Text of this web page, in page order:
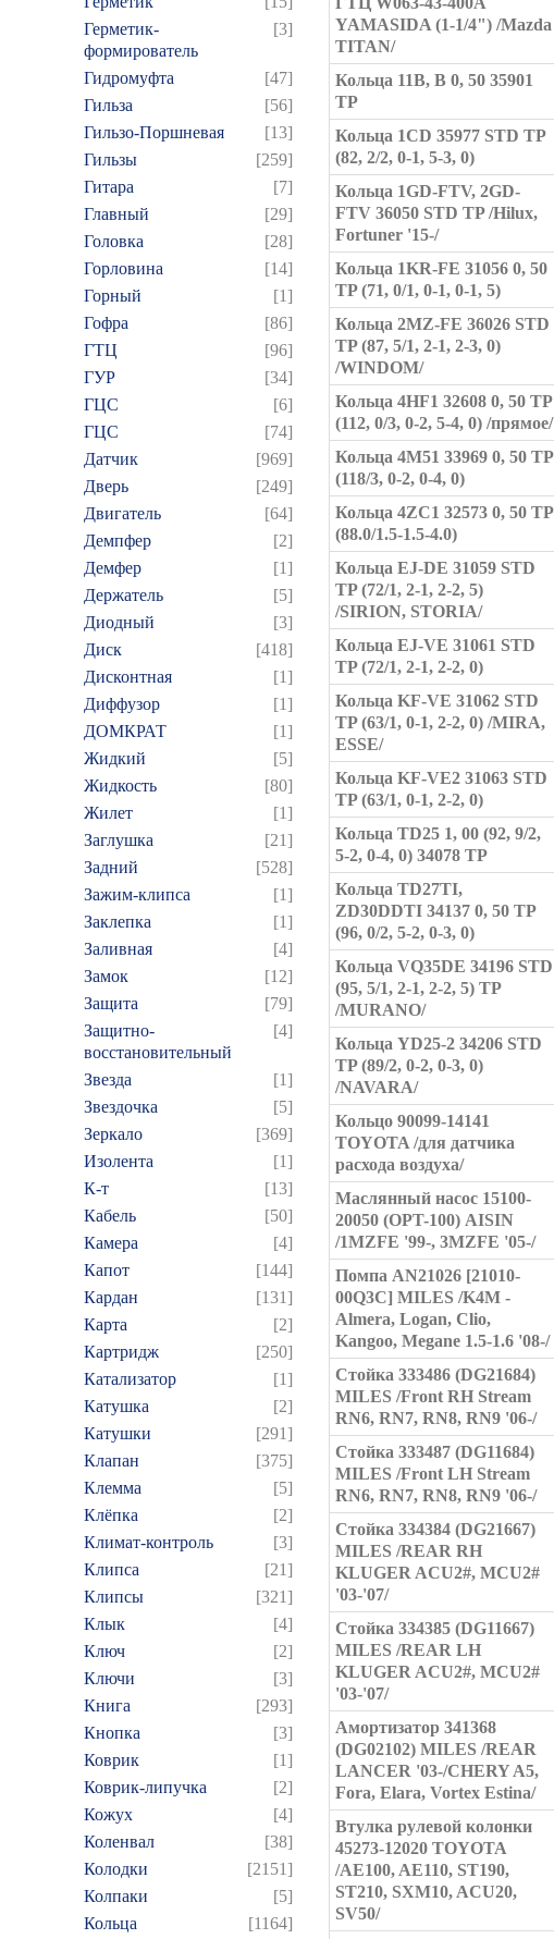
Герметик-
формирователь
[3]
Гидромуфта
[47]
Гильза
[56]
Гильзо-Поршневая
[13]
Гильзы
[259]
Гитара
[7]
Главный
[29]
Головка
[28]
Горловина
[14]
Горный
[1]
Гофра
[86]
ГТЦ
[96]
ГУР
[34]
ГЦC
[6]
ГЦС
[74]
Датчик
[969]
Дверь
[249]
Двигатель
[64]
Демпфер
[2]
Демфер
[1]
Держатель
[5]
Диодный
[3]
Диск
[418]
Дисконтная
[1]
Диффузор
[1]
ДОМКРАТ
[1]
Жидкий
[5]
Жидкость
[80]
Жилет
[1]
Заглушка
[21]
Задний
[528]
Зажим-клипса
[1]
Заклепка
[1]
Заливная
[4]
Замок
[12]
Защита
[79]
Защитно-
восстановительный
[4]
Звезда
[1]
Звездочка
[5]
Зеркало
[369]
Изолента
[1]
К-т
[13]
Кабель
[50]
Камера
[4]
Капот
[144]
Кардан
[131]
Карта
[2]
Картридж
[250]
Катализатор
[1]
Катушка
[2]
Катушки
[291]
Клапан
[375]
Клемма
[5]
Клёпка
[2]
Климат-контроль
[3]
Клипса
[21]
Клипсы
[321]
Клык
[4]
Ключ
[2]
Ключи
[3]
Книга
[293]
Кнопка
[3]
Коврик
[1]
Коврик-липучка
[2]
Кожух
[4]
Коленвал
[38]
Колодки
[2151]
Колпаки
[5]
Кольца
[1164]
YAMASIDA (1-1/4") /Mazda
TITAN/
Кольца 11B, B 0, 50 35901
TP
Кольца 1CD 35977 STD TP
(82, 2/2, 0-1, 5-3, 0)
Кольца 1GD-FTV, 2GD-
FTV 36050 STD TP /Hilux,
Fortuner '15-/
Кольца 1KR-FE 31056 0, 50
TP (71, 0/1, 0-1, 0-1, 5)
Кольца 2MZ-FE 36026 STD
TP (87, 5/1, 2-1, 2-3, 0)
/WINDOM/
Кольца 4HF1 32608 0, 50 TP
(112, 0/3, 0-2, 5-4, 0) /прямое/
Кольца 4M51 33969 0, 50 TP
(118/3, 0-2, 0-4, 0)
Кольца 4ZC1 32573 0, 50 TP
(88.0/1.5-1.5-4.0)
Кольца EJ-DE 31059 STD
TP (72/1, 2-1, 2-2, 5)
/SIRION, STORIA/
Кольца EJ-VE 31061 STD
TP (72/1, 2-1, 2-2, 0)
Кольца KF-VE 31062 STD
TP (63/1, 0-1, 2-2, 0) /MIRA,
ESSE/
Кольца KF-VE2 31063 STD
TP (63/1, 0-1, 2-2, 0)
Кольца TD25 1, 00 (92, 9/2,
5-2, 0-4, 0) 34078 TP
Кольца TD27TI,
ZD30DDTI 34137 0, 50 TP
(96, 0/2, 5-2, 0-3, 0)
Кольца VQ35DE 34196 STD
(95, 5/1, 2-1, 2-2, 5) TP
/MURANO/
Кольца YD25-2 34206 STD
TP (89/2, 0-2, 0-3, 0)
/NAVARA/
Кольцо 90099-14141
TOYOTA /для датчика
расхода воздуха/
Маслянный насос 15100-
20050 (OPT-100) AISIN
/1MZFE '99-, 3MZFE '05-/
Помпа AN21026 [21010-
00Q3C] MILES /K4M -
Almera, Logan, Clio,
Kangoo, Megane 1.5-1.6 '08-/
Стойка 333486 (DG21684)
MILES /Front RH Stream
RN6, RN7, RN8, RN9 '06-/
Стойка 333487 (DG11684)
MILES /Front LH Stream
RN6, RN7, RN8, RN9 '06-/
Стойка 334384 (DG21667)
MILES /REAR RH
KLUGER ACU2#, MCU2#
'03-'07/
Стойка 334385 (DG11667)
MILES /REAR LH
KLUGER ACU2#, MCU2#
'03-'07/
Амортизатор 341368
(DG02102) MILES /REAR
LANCER '03-/CHERY A5,
Fora, Elara, Vortex Estina/
Втулка рулевой колонки
45273-12020 TOYOTA
/AE100, AE110, ST190,
ST210, SXM10, ACU20,
SV50/